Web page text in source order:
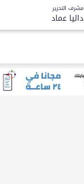
مشرف التحرير
داليا عماد